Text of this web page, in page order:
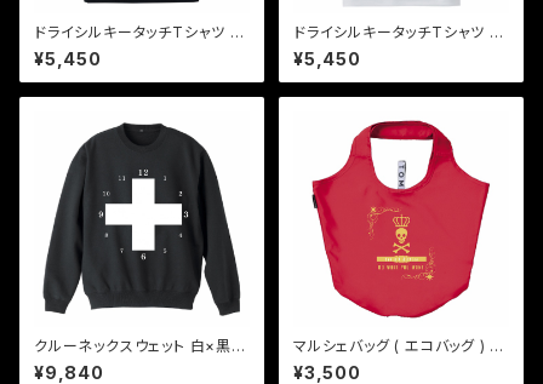
ドライシルキータッチTシャツ 白
×黒 "the key"
¥5,450
ドライシルキータッチTシャツ 青
×白 "the key"
¥5,450
クルーネックスウェット 白×黒2
"time to peace"
¥9,840
マルシェバッグ ( エコバッグ ) "g
olden skull" - レッド
¥3,500